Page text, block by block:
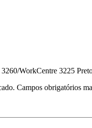
WorkCentre 3225
Campos obrigatórios